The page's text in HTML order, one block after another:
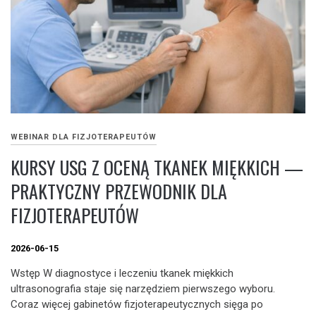
WEBINAR DLA FIZJOTERAPEUTÓW
KURSY USG Z OCENĄ TKANEK MIĘKKICH —
PRAKTYCZNY PRZEWODNIK DLA
FIZJOTERAPEUTÓW
2026-06-15
Wstęp W diagnostyce i leczeniu tkanek miękkich
ultrasonografia staje się narzędziem pierwszego wyboru.
Coraz więcej gabinetów fizjoterapeutycznych sięga po